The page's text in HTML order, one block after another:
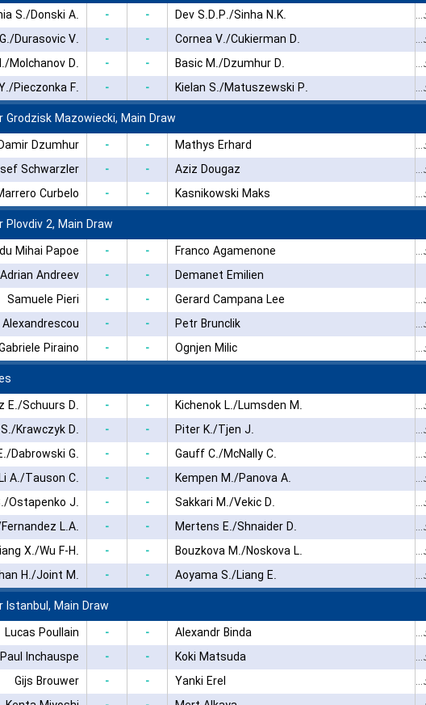
S./Donski A.
- - Dev S.D.P./Sinha N.K. بازی شروع نشده است
Durasovic V.
- - Cornea V./Cukierman D. بازی شروع نشده است
Molchanov D.
- - Basic M./Dzumhur D. بازی شروع نشده است
Pieczonka F.
- - Kielan S./Matuszewski P. بازی شروع نشده است
Grodzisk Mazowiecki, Main Draw
Dzumhur
- - Mathys Erhard بازی شروع نشده است
Schwarzler
- - Aziz Dougaz بازی شروع نشده است
Curbelo
- - Kasnikowski Maks بازی شروع نشده است
Plovdiv 2, Main Draw
Mihai Papoe
- - Franco Agamenone بازی شروع نشده است
Adrian Andreev
- - Demanet Emilien
Samuele Pieri
- - Gerard Campana Lee بازی شروع نشده است
- - Petr Brunclik بازی شروع نشده است
Piraino
- - Ognjen Milic بازی شروع نشده است
E./Schuurs D.
- - Kichenok L./Lumsden M. بازی شروع نشده است
Krawczyk D.
- - Piter K./Tjen J. بازی شروع نشده است
Dabrowski G.
- - Gauff C./McNally C. بازی شروع نشده است
A./Tauson C.
- - Kempen M./Panova A. بازی شروع نشده است
Ostapenko J.
- - Sakkari M./Vekic D. بازی شروع نشده است
L.A.
- - Mertens E./Shnaider D. بازی شروع نشده است
X./Wu F-H.
- - Bouzkova M./Noskova L. بازی شروع نشده است
H./Joint M.
- - Aoyama S./Liang E. بازی شروع نشده است
Istanbul, Main Draw
Lucas Poullain
- - Alexandr Binda بازی شروع نشده است
Paul Inchauspe
- - Koki Matsuda بازی شروع نشده است
Gijs Brouwer
- - Yanki Erel بازی شروع نشده است